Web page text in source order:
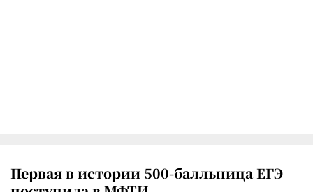
Первая в истории 500-балльница ЕГЭ